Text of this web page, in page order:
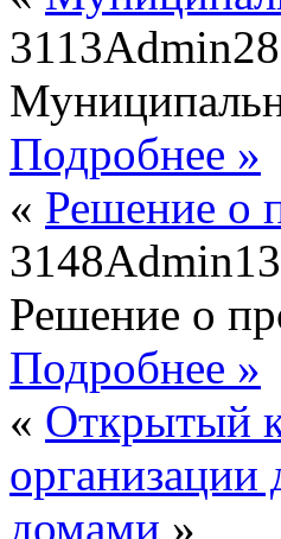
3113Admin
Подробнее »
« Решение о
3148Admin
Решение о
Подробнее »
« Открытый
организации
домами »